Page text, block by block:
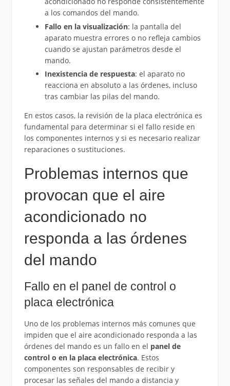
a los comandos del mando.
Fallo en la visualización: la pantalla del
aparato muestra errores o no refleja cambios
cuando se ajustan parámetros desde el
mando.
Inexistencia de respuesta: el aparato no
reacciona en absoluto a las órdenes, incluso
tras cambiar las pilas del mando.
En estos casos, la revisión de la placa electrónica es
fundamental para determinar si el fallo reside en
los componentes internos y si es necesario realizar
reparaciones o sustituciones.
Problemas internos que
provocan que el aire
acondicionado no
responda a las órdenes
del mando
Fallo en el panel de control o
placa electrónica
Uno de los problemas internos más comunes que
impiden que el aire acondicionado responda a las
órdenes del mando es un fallo en el panel de
control o en la placa electrónica. Estos
componentes son responsables de recibir y
procesar las señales del mando a distancia y